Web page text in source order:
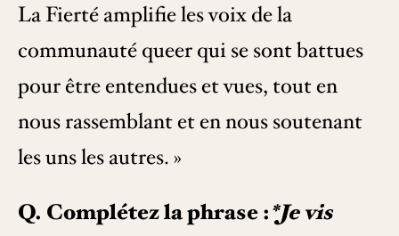
La Fierté amplifie les voix de la
communauté queer qui se sont battues
pour être entendues et vues, tout en
nous rassemblant et en nous soutenant
les uns les autres. »
Q. Complétez la phrase :*Je vis